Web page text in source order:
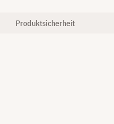
Produktsicherheit